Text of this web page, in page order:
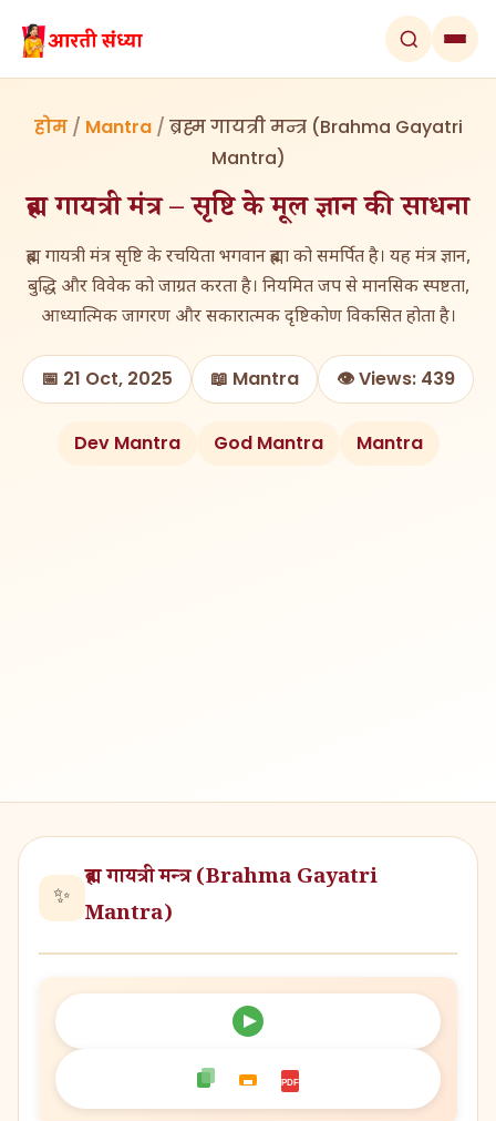
होम/ Mantra/ ब्रह्म गायत्री मन्त्र (Brahma Gayatri
Mantra)
ब्रह्म गायत्री मंत्र – सृष्टि के मूल ज्ञान की साधना
ब्रह्म गायत्री मंत्र सृष्टि के रचयिता भगवान ब्रह्मा को समर्पित है। यह मंत्र ज्ञान,
बुद्धि और विवेक को जाग्रत करता है। नियमित जप से मानसिक स्पष्टता,
आध्यात्मिक जागरण और सकारात्मक दृष्टिकोण विकसित होता है।
📅 21 Oct, 2025 📖 Mantra 👁️ Views: 439
Dev Mantra God Mantra Mantra
✨
ब्रह्म गायत्री मन्त्र (Brahma Gayatri
Mantra)
PDF